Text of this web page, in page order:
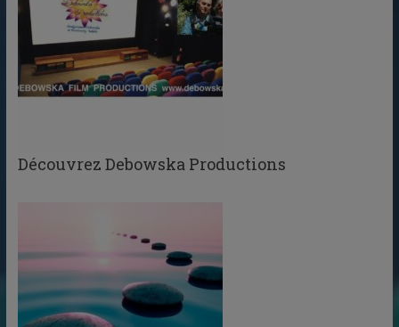
Découvrez Debowska Productions